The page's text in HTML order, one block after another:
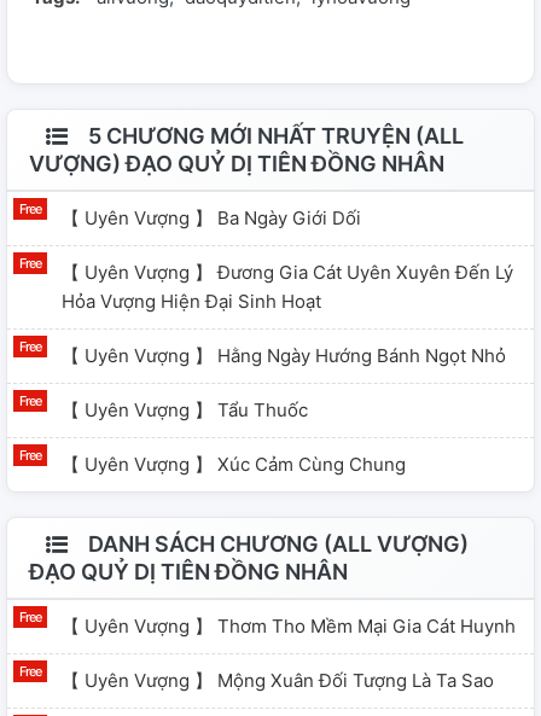
5 CHƯƠNG MỚI NHẤT TRUYỆN (ALL
VƯỢNG) ĐẠO QUỶ DỊ TIÊN ĐỒNG NHÂN
【 Uyên Vượng 】 Ba Ngày Giới Dối
【 Uyên Vượng 】 Đương Gia Cát Uyên Xuyên Đến Lý
Hỏa Vượng Hiện Đại Sinh Hoạt
【 Uyên Vượng 】 Hằng Ngày Hướng Bánh Ngọt Nhỏ
【 Uyên Vượng 】 Tẩu Thuốc
【 Uyên Vượng 】 Xúc Cảm Cùng Chung
DANH SÁCH CHƯƠNG (ALL VƯỢNG)
ĐẠO QUỶ DỊ TIÊN ĐỒNG NHÂN
【 Uyên Vượng 】 Thơm Tho Mềm Mại Gia Cát Huynh
【 Uyên Vượng 】 Mộng Xuân Đối Tượng Là Ta Sao